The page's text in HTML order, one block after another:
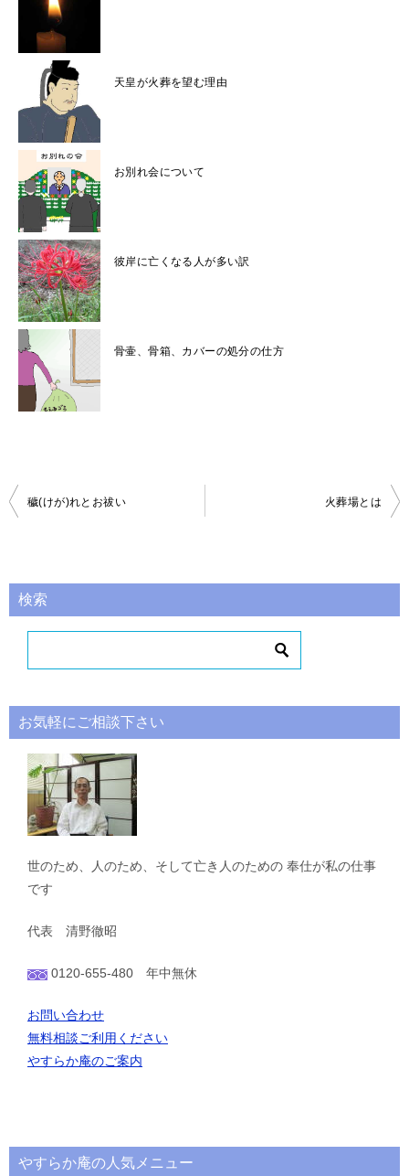
天皇が火葬を望む理由
お別れ会について
彼岸に亡くなる人が多い訳
骨壷、骨箱、カバーの処分の仕方
投
ビ
ゲ
ョ
ン
穢(けが)れとお祓い 火葬場とは
検索
お気軽にご相談下さい
世のため、人のため、そして亡き人のための 奉仕が私の仕事
です
代表 清野徹昭
0120-655-480 年中無休
お問い合わせ
無料相談ご利用ください
やすらか庵のご案内
やすらか庵の人気メニュー